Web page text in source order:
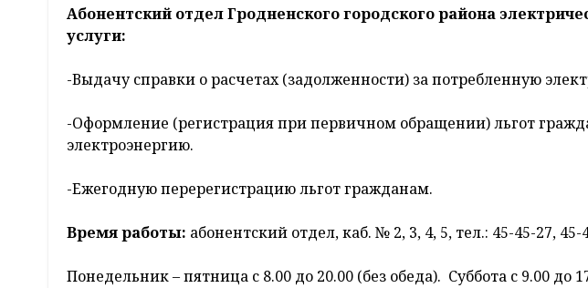
Абонентский отдел Гродненского городского района
услуги:
-Выдачу справки о расчетах (задолженности) за потребленную
-Оформление (регистрация при первичном обращении) льгот
электроэнергию.
-Ежегодную перерегистрацию льгот гражданам.
Время работы: абонентский отдел, каб. № 2, 3, 4, 5, тел.: 45-45-27, 45-
Понедельник – пятница с 8.00 до 20.00 (без обеда). Суббота с 9.00 до